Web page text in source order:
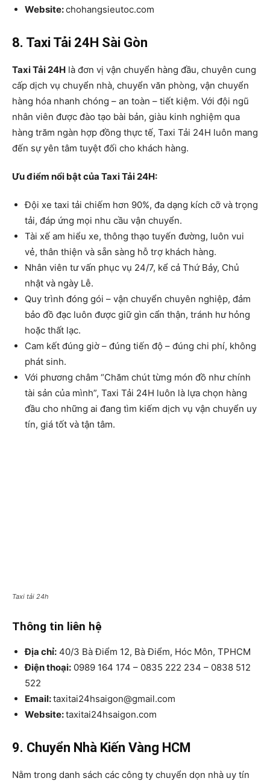
Website:chohangsieutoc.com
8. Taxi Tải 24H Sài Gòn
Taxi Tải 24H là đơn vị vận chuyển hàng đầu, chuyên cung
cấp dịch vụ chuyển nhà, chuyển văn phòng, vận chuyển
hàng hóa nhanh chóng – an toàn – tiết kiệm. Với đội ngũ
nhân viên được đào tạo bài bản, giàu kinh nghiệm qua
hàng trăm ngàn hợp đồng thực tế, Taxi Tải 24H luôn mang
đến sự yên tâm tuyệt đối cho khách hàng.
Ưu điểm nổi bật của Taxi Tải 24H:
Đội xe taxi tải chiếm hơn 90%, đa dạng kích cỡ và trọng
tải, đáp ứng mọi nhu cầu vận chuyển.
Tài xế am hiểu xe, thông thạo tuyến đường, luôn vui
vẻ, thân thiện và sẵn sàng hỗ trợ khách hàng.
Nhân viên tư vấn phục vụ 24/7, kể cả Thứ Bảy, Chủ
nhật và ngày Lễ.
Quy trình đóng gói – vận chuyển chuyên nghiệp, đảm
bảo đồ đạc luôn được giữ gìn cẩn thận, tránh hư hỏng
hoặc thất lạc.
Cam kết đúng giờ – đúng tiến độ – đúng chi phí, không
phát sinh.
Với phương châm “Chăm chút từng món đồ như chính
tài sản của mình”, Taxi Tải 24H luôn là lựa chọn hàng
đầu cho những ai đang tìm kiếm dịch vụ vận chuyển uy
tín, giá tốt và tận tâm.
Taxi tải 24h
Thông tin liên hệ
Địa chỉ: 40/3 Bà Điểm 12, Bà Điểm, Hóc Môn, TPHCM
Điện thoại: 0989 164 174 – 0835 222 234 – 0838 512
522
Email:taxitai24hsaigon@gmail.com
Website:taxitai24hsaigon.com
9. Chuyển Nhà Kiến Vàng HCM
Nằm trong danh sách các công ty chuyển dọn nhà uy tín